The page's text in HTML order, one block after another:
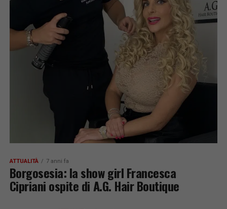
ATTUALITÀ 7 anni fa
Borgosesia: la show girl Francesca
Cipriani ospite di A.G. Hair Boutique